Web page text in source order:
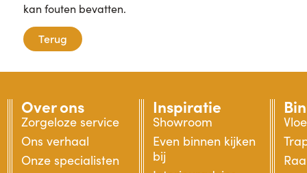
kan fouten bevatten.
Terug
Over ons
Zorgeloze service
Ons verhaal
Onze specialisten
Inspiratie
Showroom
Even binnen kijken
bij